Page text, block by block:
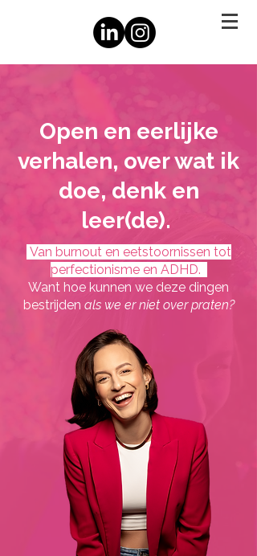
Open en eerlijke
verhalen, over wat ik
doe, denk en
leer(de).
Van burnout en eetstoornissen tot
perfectionisme en ADHD.
Want hoe kunnen we deze dingen
bestrijden als we er niet over praten?